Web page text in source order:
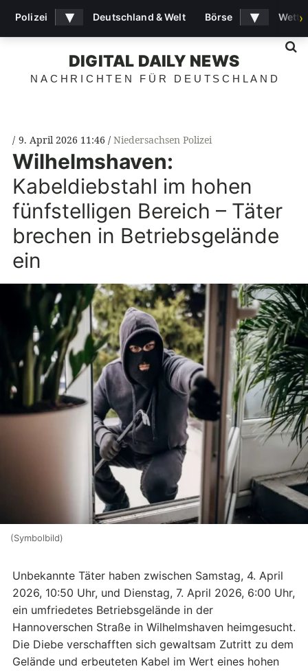
DIGITAL DAILY NEWS
NACHRICHTEN FÜR DEUTSCHLAND
9. April 2026 11:46 Niedersachsen Polizei
Wilhelmshaven:
Kabeldiebstahl im hohen
fünfstelligen Bereich – Täter
brechen in Betriebsgelände
ein
(Symbolbild)
Unbekannte Täter haben zwischen Samstag, 4. April
2026, 10:50 Uhr, und Dienstag, 7. April 2026, 6:00 Uhr,
ein umfriedetes Betriebsgelände in der
Hannoverschen Straße in Wilhelmshaven heimgesucht.
Die Diebe verschafften sich gewaltsam Zutritt zu dem
Gelände und erbeuteten Kabel im Wert eines hohen
Polizei ▾ Deutschland & Welt Börse ▾ ›